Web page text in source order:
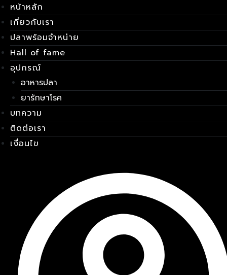
Skip
to
content
หน้าหลัก
เกี่ยวกับเรา
ปลาพร้อมจำหน่าย
Hall of fame
อุปกรณ์
อาหารปลา
ยารักษาโรค
บทความ
ติดต่อเรา
เงื่อนไข
เมนู